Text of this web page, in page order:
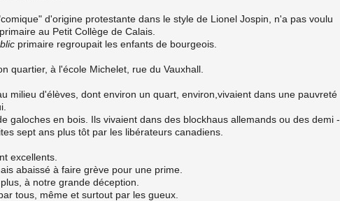
d'origine protestante dans le style de Lionel Jospin, n'a pas voulu
au Petit Collège de Calais.
primaire regroupait les enfants de bourgeois.
quartier, à l'école Michelet, rue du Vauxhall.
milieu d'élèves, dont environ un quart, environ,vivaient dans une pauvreté
galoches en bois. Ils vivaient dans des blockhaus allemands ou des demi -
sept ans plus tôt par les libérateurs canadiens.
excellents.
abaissé à faire grève pour une prime.
à notre grande déception.
tous, même et surtout par les gueux.